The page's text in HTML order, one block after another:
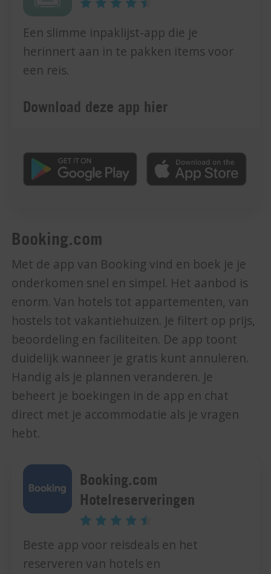
Een slimme inpaklijst-app die je
herinnert aan in te pakken items voor
een reis.
Download deze app hier
Booking.com
Met de app van Booking vind en boek je je
onderkomen snel en simpel. Het aanbod is
enorm. Van hotels tot appartementen, van
hostels tot vakantiehuizen. Je filtert op prijs,
beoordeling en faciliteiten. De app toont
duidelijk wanneer je gratis kunt annuleren.
Handig als je plannen veranderen. Je
beheert je boekingen in de app en chat
direct met je accommodatie als je vragen
hebt.
Booking.com
Hotelreserveringen
Beste app voor reisdeals en het
reserveren van hotels en